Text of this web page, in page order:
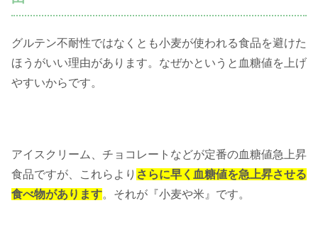
グルテン不耐性ではなくとも小麦が使われる食品を避けた
ほうがいい理由があります。なぜかというと血糖値を上げ
やすいからです。
アイスクリーム、チョコレートなどが定番の血糖値急上昇
食品ですが、これらより さらに早く血糖値を急上昇させる
食べ物があります。それが『小麦や米』です。